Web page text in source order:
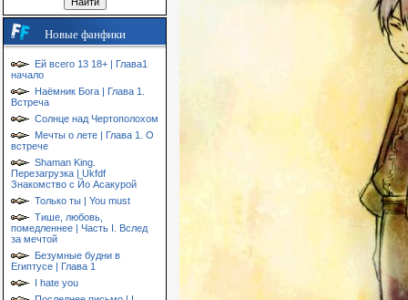
Новые фанфики
Ей всего 13 18+ | Глава1
начало
Наёмник Бога | Глава 1.
Встреча
Солнце над Чертополохом
Мечты о лете | Глава 1. О
встрече
Shaman King.
Перезагрузка | Ukfdf
Знакомство с Йо Асакурой
Только ты | You must
Тише, любовь,
помедленнее | Часть I. Вслед
за мечтой
Безумные будни в
Египтусе | Глава 1
I hate you